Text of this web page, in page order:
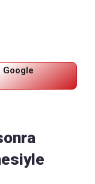
Google